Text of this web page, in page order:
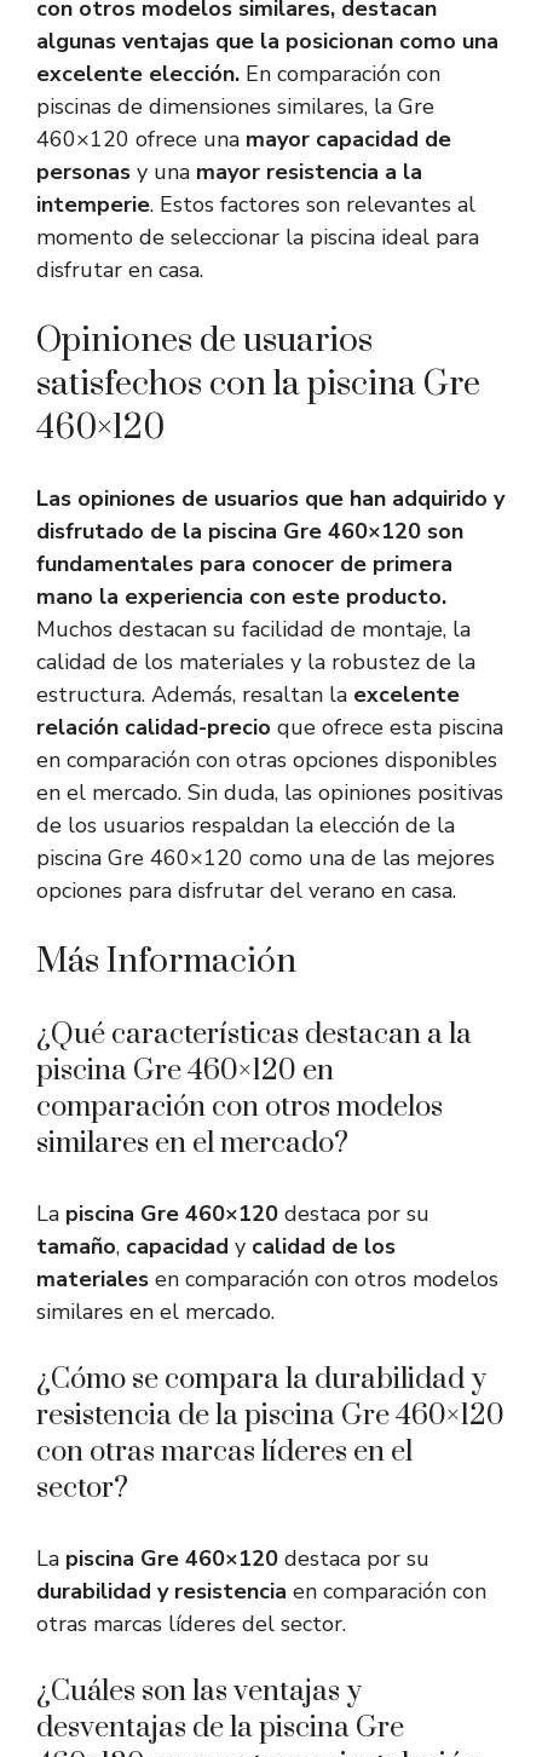
con otros modelos similares, destacan
algunas ventajas que la posicionan como una
excelente elección. En comparación con
piscinas de dimensiones similares, la Gre
460×120 ofrece una mayor capacidad de
personas y una mayor resistencia a la
intemperie. Estos factores son relevantes al
momento de seleccionar la piscina ideal para
disfrutar en casa.
Opiniones de usuarios
satisfechos con la piscina Gre
460×120
Las opiniones de usuarios que han adquirido y
disfrutado de la piscina Gre 460×120 son
fundamentales para conocer de primera
mano la experiencia con este producto.
Muchos destacan su facilidad de montaje, la
calidad de los materiales y la robustez de la
estructura. Además, resaltan la excelente
relación calidad-precio que ofrece esta piscina
en comparación con otras opciones disponibles
en el mercado. Sin duda, las opiniones positivas
de los usuarios respaldan la elección de la
piscina Gre 460×120 como una de las mejores
opciones para disfrutar del verano en casa.
Más Información
¿Qué características destacan a la
piscina Gre 460×120 en
comparación con otros modelos
similares en el mercado?
La piscina Gre 460×120 destaca por su
tamaño, capacidad y calidad de los
materiales en comparación con otros modelos
similares en el mercado.
¿Cómo se compara la durabilidad y
resistencia de la piscina Gre 460×120
con otras marcas líderes en el
sector?
La piscina Gre 460×120 destaca por su
durabilidad y resistencia en comparación con
otras marcas líderes del sector.
¿Cuáles son las ventajas y
desventajas de la piscina Gre